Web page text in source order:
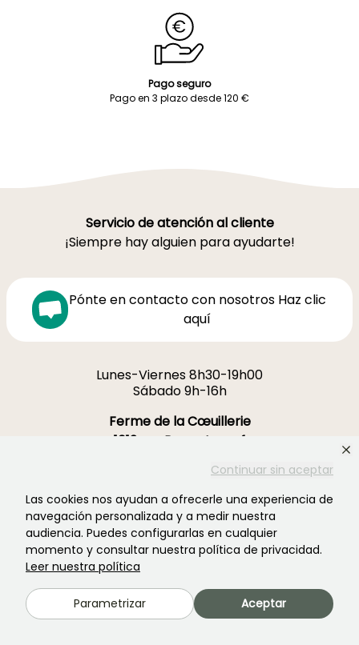
Continuar sin aceptar
Las cookies nos ayudan a ofrecerle una experiencia de
navegación personalizada y a medir nuestra
audiencia. Puedes configurarlas en cualquier
momento y consultar nuestra política de privacidad.
Leer nuestra política
Parametrizar Aceptar
Pago seguro
Pago en 3 plazo desde 120 €
Servicio de atención al cliente
¡Siempre hay alguien para ayudarte!
Pónte en contacto con nosotros Haz clic
aquí
Lunes-Viernes 8h30-19h00
Sábado 9h-16h
Ferme de la Cœuillerie
1012 rue Roger Lecerf
Contacta con nosotros →
MÁS DE 3700 OPINIONES CERTIFICADAS:
TU EXPERIENCIA CUENTA
PARA NOSOTROS